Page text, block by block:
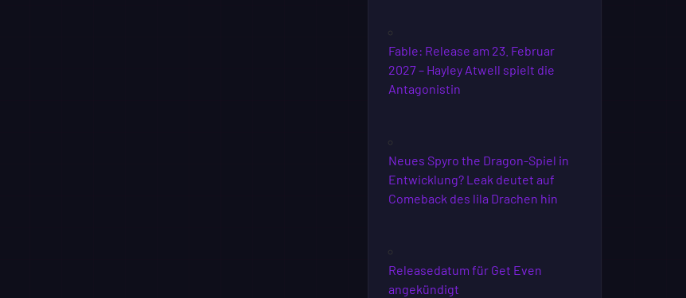
Fable: Release am 23. Februar
2027 – Hayley Atwell spielt die
Antagonistin
Neues Spyro the Dragon-Spiel in
Entwicklung? Leak deutet auf
Comeback des lila Drachen hin
Releasedatum für Get Even
angekündigt